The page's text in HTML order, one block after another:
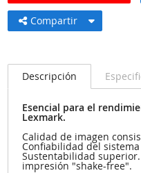
Compartir
Descripción
Esencial para el
Lexmark.
Calidad de imagen
Confiabilidad del
Sustentabilidad
impresión "shake-free".